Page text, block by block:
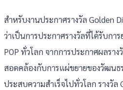
สำหรับงานประกาศรางวัล Golden
ว่าเป็นการประกาศรางวัลที่ได้รับก
POP ทั่วโลก จากการประกาศผลรา
สอดคล้องกับการแผ่ขยายของวัฒนธ
ประสบความสำเร็จไปทั่วโลก รางวัล